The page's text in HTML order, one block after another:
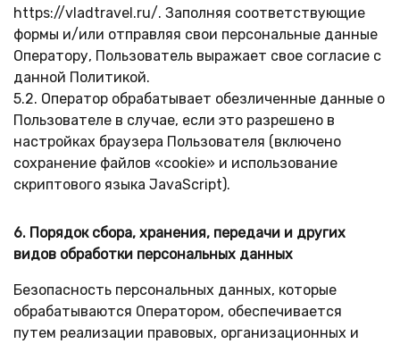
https://vladtravel.ru/. Заполняя соответствующие
формы и/или отправляя свои персональные данные
Оператору, Пользователь выражает свое согласие с
данной Политикой.
5.2. Оператор обрабатывает обезличенные данные о
Пользователе в случае, если это разрешено в
настройках браузера Пользователя (включено
сохранение файлов «cookie» и использование
скриптового языка JavaScript).
6. Порядок сбора, хранения, передачи и других
видов обработки персональных данных
Безопасность персональных данных, которые
обрабатываются Оператором, обеспечивается
путем реализации правовых, организационных и